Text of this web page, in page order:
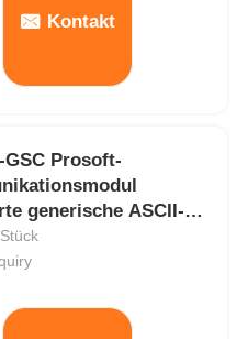
Kontakt
GSC Prosoft-
generische ASCII-